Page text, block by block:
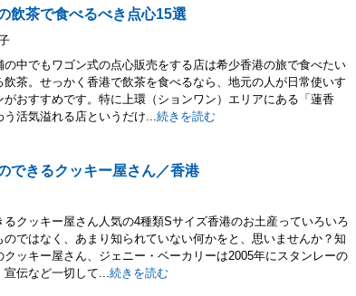
飲茶で食べるべき点心15選
中でもワゴン式の点心販売をする店は希少香港の旅で食べたい
茶。せっかく香港で飲茶を食べるなら、地元の人が日常使いす
おすすめです。特に上環（ションワン）エリアにある「蓮香
活気溢れる店というだけ...続きを読む
できるクッキー屋さん／香港
クッキー屋さん人気の4種類Sサイズ香港のお土産っていろいろ
ではなく、あまり知られていない何かをと、思いませんか？知
ッキー屋さん、ジェニー・ベーカリーは2005年にスタンレーの
宣伝など一切して...続きを読む